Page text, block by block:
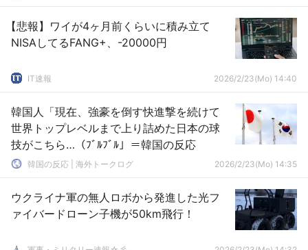
【悲報】ワイが4ヶ月前くらいに積み立て
NISAしてるFANG+、-20000円
IT速報 2026/2/23(Mo) 14:40
韓国人「現在、強豪を倒す快進撃を続けて
世界トップレベルまで上り詰めた日本の球
技がこちら…（ﾌﾞﾙﾌﾞﾙ」＝韓国の反応
韓国の反応 | 海外トークログ 2026/2/23(Mo) 14:35
ウクライナ軍の無人ロボから発進した光フ
ァイバードローン子機が50km飛行！